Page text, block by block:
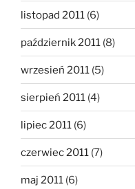
listopad 2011 (6)
październik 2011 (8)
wrzesień 2011 (5)
sierpień 2011 (4)
lipiec 2011 (6)
czerwiec 2011 (7)
maj 2011 (6)